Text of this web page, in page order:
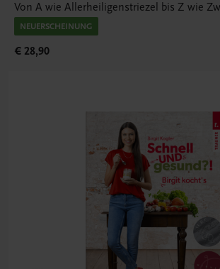
Von A wie Allerheiligenstriezel bis Z wie
NEUERSCHEINUNG
€ 28,90